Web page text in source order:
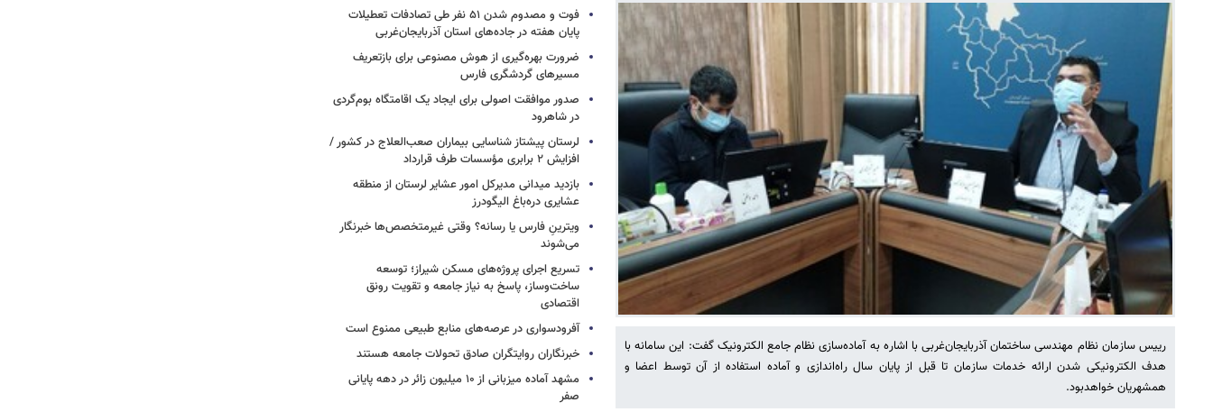
رییس سازمان نظام مهندسی ساختمان آذربایجان‌غربی با اشاره به آماده‌سازی نظام جامع الکترونیک گفت: این سامانه با
هدف الکترونیکی شدن ارائه خدمات سازمان تا قبل از پایان سال راه‌اندازی و آماده استفاده از آن توسط اعضا و
همشهریان خواهدبود.
فوت و مصدوم شدن ۵۱ نفر طی تصادفات تعطیلات
پایان هفته در جاده‌های استان آذربایجان‌غربی
ضرورت بهره‌گیری از هوش مصنوعی برای بازتعریف
مسیرهای گردشگری فارس
صدور موافقت اصولی برای ایجاد یک اقامتگاه بوم‌گردی
در شاهرود
لرستان پیشتاز شناسایی بیماران صعب‌العلاج در کشور /
افزایش ۲ برابری مؤسسات طرف قرارداد
بازدید میدانی مدیرکل امور عشایر لرستان از منطقه
عشایری دره‌باغ الیگودرز
ویترینِ فارس یا رسانه؟ وقتی غیرمتخصص‌ها خبرنگار
می‌شوند
تسریع اجرای پروژه‌های مسکن شیراز؛ توسعه
ساخت‌وساز، پاسخ به نیاز جامعه و تقویت رونق
اقتصادی
آفرودسواری در عرصه‌های منابع طبیعی ممنوع است
خبرنگاران روایتگران صادق تحولات جامعه هستند
مشهد آماده میزبانی از ۱۰ میلیون زائر در دهه پایانی
صفر